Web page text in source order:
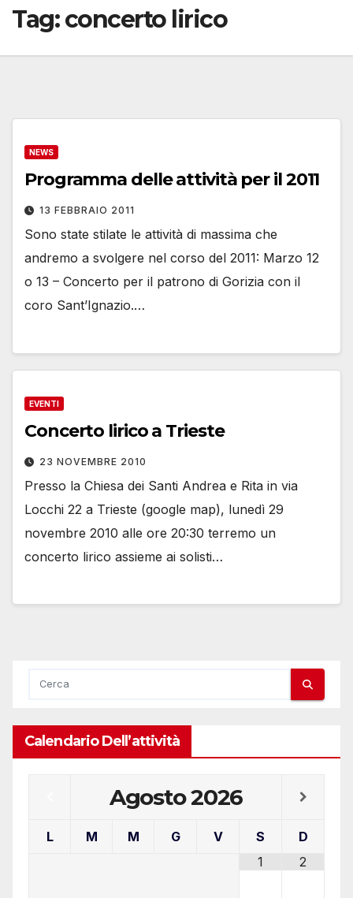
Tag:concerto lirico
NEWS
Programma delle attività per il 2011
13 FEBBRAIO 2011
Sono state stilate le attività di massima che
andremo a svolgere nel corso del 2011: Marzo 12
o 13 – Concerto per il patrono di Gorizia con il
coro Sant’Ignazio.…
EVENTI
Concerto lirico a Trieste
23 NOVEMBRE 2010
Presso la Chiesa dei Santi Andrea e Rita in via
Locchi 22 a Trieste (google map), lunedì 29
novembre 2010 alle ore 20:30 terremo un
concerto lirico assieme ai solisti…
Calendario Dell’attività
Agosto2026
L M M G V S
D
1
2